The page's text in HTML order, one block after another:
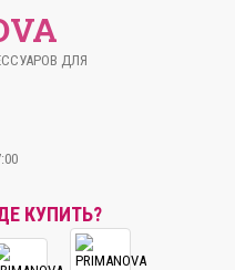
ДЛЯ
КУПИТЬ?